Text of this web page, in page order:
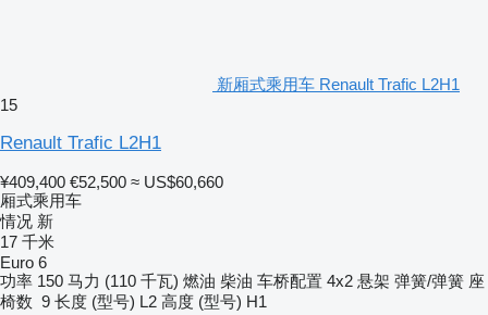
新厢式乘用车 Renault Trafic L2H1
15
Renault Trafic L2H1
¥409,400 €52,500 ≈ US$60,660
厢式乘用车
情况 新
17 千米
Euro 6
功率 150 马力 (110 千瓦) 燃油 柴油 车桥配置 4x2 悬架 弹簧/弹簧 座
椅数 9 长度 (型号) L2 高度 (型号) H1